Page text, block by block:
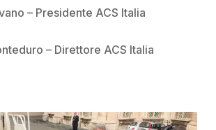
– Presidente ACS Italia
– Direttore ACS Italia